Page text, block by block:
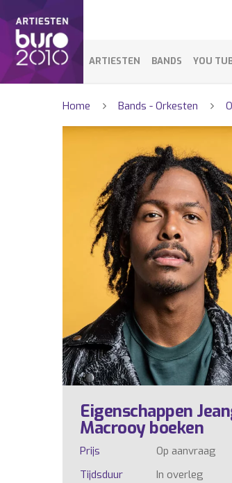
ARTIESTEN BANDS YOU
Home Bands - Orkesten
Eigenschappen
Macrooy boeken
Prijs
Op aanvraag
Tijdsduur
In overleg